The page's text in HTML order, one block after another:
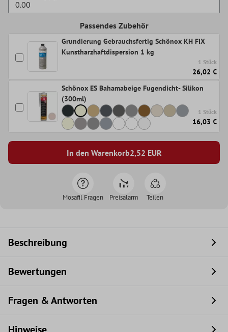
Passendes Zubehör
Grundierung Gebrauchsfertig Schönox KH FIX
Kunstharzhaftdispersion 1 kg
1 Stück
26,02 €
Schönox ES Bahamabeige Fugendicht- Silikon
(300ml)
1 Stück
16,03 €
In den Warenkorb2,52 EUR
Mosafil Fragen Preisalarm Teilen
Beschreibung
Bewertungen
Fragen & Antworten